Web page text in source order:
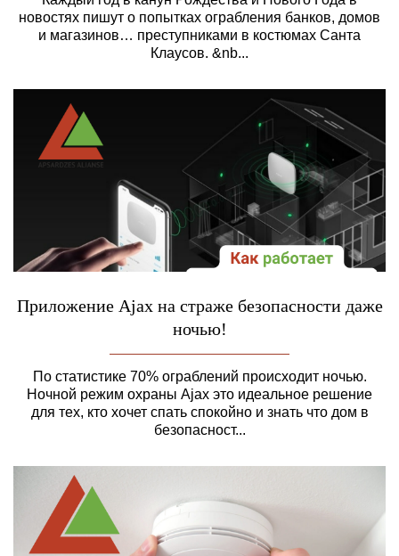
новостях пишут о попытках ограбления банков, домов
и магазинов… преступниками в костюмах Санта
Клаусов. &nb...
Приложение Ajax на страже безопасности даже
ночью!
По статистике 70% ограблений происходит ночью.
Ночной режим охраны Ajax это идеальное решение
для тех, кто хочет спать спокойно и знать что дом в
безопасност...